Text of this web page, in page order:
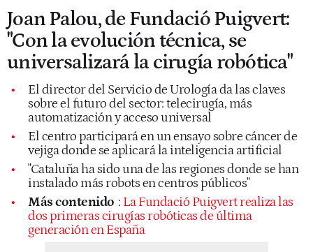
Joan Palou, de Fundació Puigvert:
"Con la evolución técnica, se
universalizará la cirugía robótica"
El director del Servicio de Urología da las claves
sobre el futuro del sector: telecirugía, más
automatización y acceso universal
El centro participará en un ensayo sobre cáncer de
vejiga donde se aplicará la inteligencia artificial
"Cataluña ha sido una de las regiones donde se han
instalado más robots en centros públicos"
Más contenido : La Fundació Puigvert realiza las
dos primeras cirugías robóticas de última
generación en España